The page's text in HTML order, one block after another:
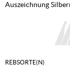
Auszeichnung
REBSORTE(N)